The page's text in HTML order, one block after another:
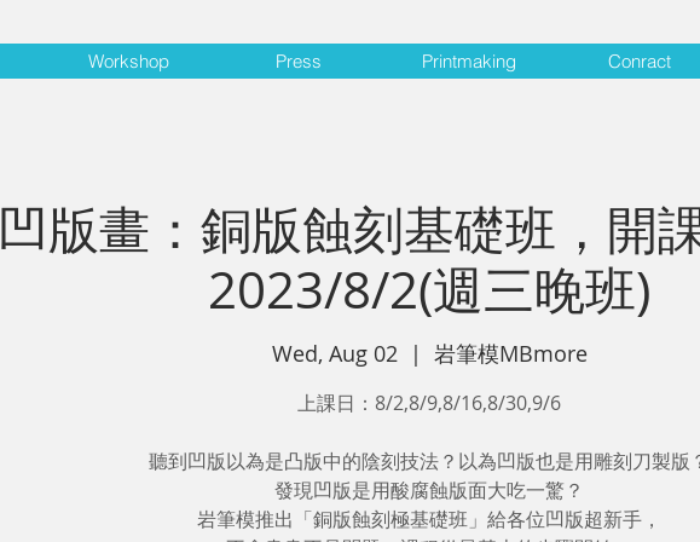
Workshop Press Printmaking Conract
凹版畫：銅版蝕刻基礎班，開
2023/8/2(週三晚班)
Wed, Aug 02
  |
岩筆模MBmore
上課日：8/2,8/9,8/16,8/30,9/6
聽到凹版以為是凸版中的陰刻技法？以為凹版也是用雕刻刀製版
發現凹版是用酸腐蝕版面大吃一驚？
岩筆模推出「銅版蝕刻極基礎班」給各位凹版超新手，